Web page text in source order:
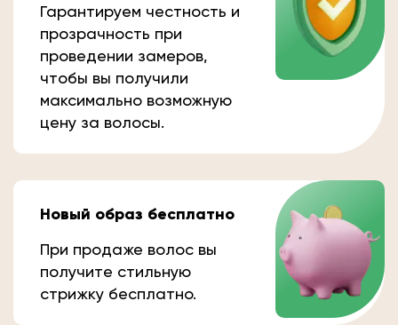
Гарантируем честность и
прозрачность при
проведении замеров,
чтобы вы получили
максимально возможную
цену за волосы.
Новый образ бесплатно
При продаже волос вы
получите стильную
стрижку бесплатно.